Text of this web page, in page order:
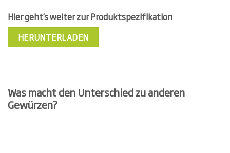
Hier geht’s weiter zur Produktspezifikation
HERUNTERLADEN
Was macht den Unterschied zu anderen
Gewürzen?